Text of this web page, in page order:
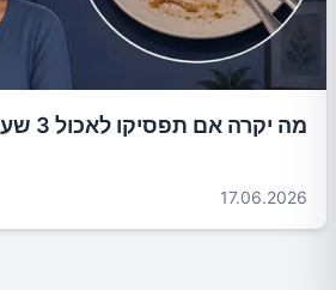
מה יקרה אם תפסיקו לאכול 3 שעות לפני השינה?
17.06.2026